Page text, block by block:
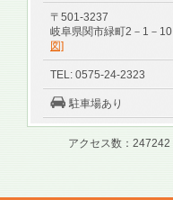
〒501-3237
岐阜県関市緑町2－1－10
図]
TEL: 0575-24-2323
駐車場あり
アクセス数：247242